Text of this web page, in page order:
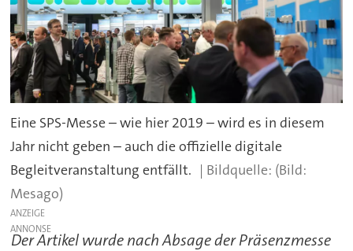
Eine SPS-Messe – wie hier 2019 – wird es in diesem
Jahr nicht geben – auch die offizielle digitale
Begleitveranstaltung entfällt.
(Bild:
Mesago)
ANZEIGE
Der Artikel wurde nach Absage der Präsenzmesse